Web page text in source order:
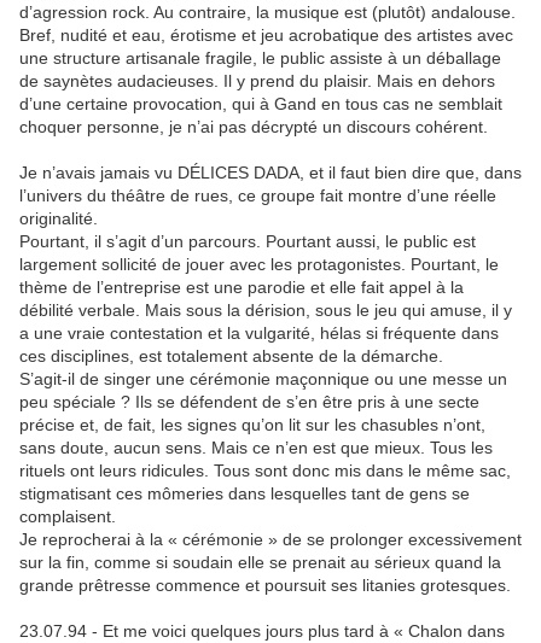
d’agression rock. Au contraire, la musique est (plutôt) andalouse.
Bref, nudité et eau, érotisme et jeu acrobatique des artistes avec
une structure artisanale fragile, le public assiste à un déballage
de saynètes audacieuses. Il y prend du plaisir. Mais en dehors
d’une certaine provocation, qui à Gand en tous cas ne semblait
choquer personne, je n’ai pas décrypté un discours cohérent.
Je n’avais jamais vu DÉLICES DADA, et il faut bien dire que, dans
l’univers du théâtre de rues, ce groupe fait montre d’une réelle
originalité.
Pourtant, il s’agit d’un parcours. Pourtant aussi, le public est
largement sollicité de jouer avec les protagonistes. Pourtant, le
thème de l’entreprise est une parodie et elle fait appel à la
débilité verbale. Mais sous la dérision, sous le jeu qui amuse, il y
a une vraie contestation et la vulgarité, hélas si fréquente dans
ces disciplines, est totalement absente de la démarche.
S’agit-il de singer une cérémonie maçonnique ou une messe un
peu spéciale ? Ils se défendent de s’en être pris à une secte
précise et, de fait, les signes qu’on lit sur les chasubles n’ont,
sans doute, aucun sens. Mais ce n’en est que mieux. Tous les
rituels ont leurs ridicules. Tous sont donc mis dans le même sac,
stigmatisant ces mômeries dans lesquelles tant de gens se
complaisent.
Je reprocherai à la « cérémonie » de se prolonger excessivement
sur la fin, comme si soudain elle se prenait au sérieux quand la
grande prêtresse commence et poursuit ses litanies grotesques.
23.07.94 - Et me voici quelques jours plus tard à « Chalon dans